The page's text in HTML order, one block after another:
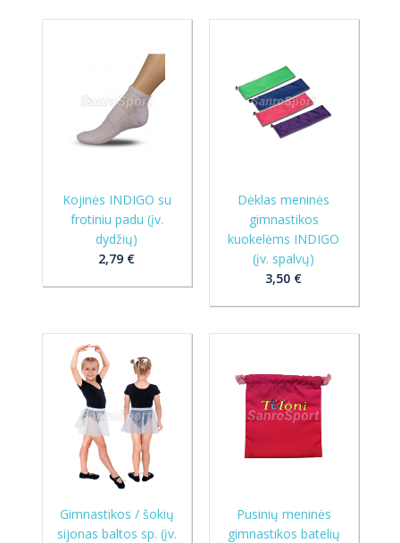
Kojinės INDIGO su
frotiniu padu (įv.
dydžių)
2,79 €
Dėklas meninės
gimnastikos
kuokelėms INDIGO
(įv. spalvų)
3,50 €
Gimnastikos / šokių
sijonas baltos sp. (įv.
Pusinių meninės
gimnastikos batelių